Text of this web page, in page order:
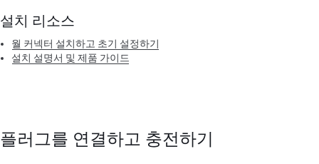
설치 리소스
월 커넥터 설치하고 초기 설정하기
설치 설명서 및 제품 가이드
플러그를 연결하고 충전하기